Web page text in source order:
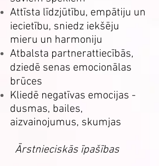
Attīsta līdzjūtību, empātiju un
iecietību, sniedz iekšēju
mieru un harmoniju
Atbalsta partnerattiecībās,
dziedē senas emocionālas
brūces
Kliedē negatīvas emocijas -
dusmas, bailes,
aizvainojumus, skumjas
Ārstnieciskās īpašības